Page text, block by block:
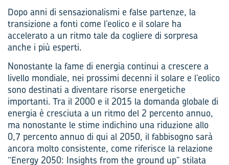
Dopo anni di sensazionalismi e false partenze, la
transizione a fonti come l’eolico e il solare ha
accelerato a un ritmo tale da cogliere di sorpresa
anche i più esperti.
Nonostante la fame di energia continui a crescere a
livello mondiale, nei prossimi decenni il solare e l’eolico
sono destinati a diventare risorse energetiche
importanti. Tra il 2000 e il 2015 la domanda globale di
energia è cresciuta a un ritmo del 2 percento annuo,
ma nonostante le stime indichino una riduzione allo
0,7 percento annuo di qui al 2050, il fabbisogno sarà
ancora molto consistente, come riferisce la relazione
“Energy 2050: Insights from the ground up” stilata